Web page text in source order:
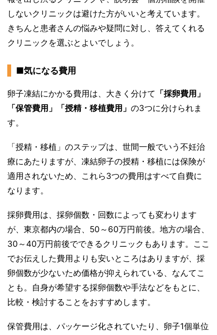
しないクリニックは避けた方がいいと考えています。
きちんと患者さんの悩みや疑問に対し、答えてくれる
クリニックを選ぶとよいでしょう。
■気になる費用
卵子凍結にかかる費用は、大きく分けて 「採卵費用」
「保管費用」「授精・移植費用」 の3つに分けられま
す。
「授精・移植」のステップは、世間一般でいう不妊治
療にあたりますが、凍結卵子の授精・移植には保険が
適用されないため、これら3つの費用はすべて自費に
なります。
採卵費用は、採卵個数・回数によっても変わります
が、東京都内の場合、50～60万円前後。地方の場合、
30～40万円前後でできるクリニックもあります。ここ
でお伝えした費用よりも安いところはありますが、採
卵個数が少ないため価格が抑えられている、なんてこ
とも。自身が希望する採卵個数や手法などをもとに、
比較・検討することをおすすめします。
保管費用は、パッケージ化されていたり、卵子1個単位